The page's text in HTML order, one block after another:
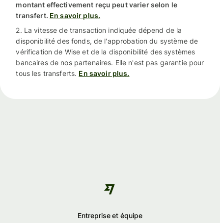
montant effectivement reçu peut varier selon le
transfert. En savoir plus.
2. La vitesse de transaction indiquée dépend de la
disponibilité des fonds, de l'approbation du système de
vérification de Wise et de la disponibilité des systèmes
bancaires de nos partenaires. Elle n'est pas garantie pour
tous les transferts. En savoir plus.
Entreprise et équipe